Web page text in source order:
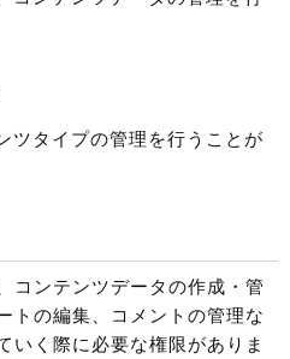
ツタイプの管理を行うことが
コンテンツデータの作成・管
トの編集、コメントの管理な
いく際に必要な権限がありま